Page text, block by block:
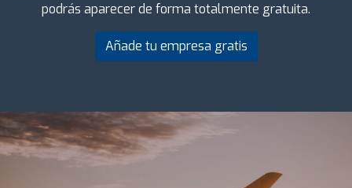
podrás aparecer de forma totalmente gratuita.
Añade tu empresa gratis